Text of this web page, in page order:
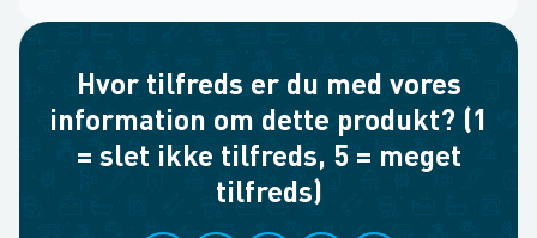
Hvor tilfreds er du med vores
information om dette produkt? (1
= slet ikke tilfreds, 5 = meget
tilfreds)